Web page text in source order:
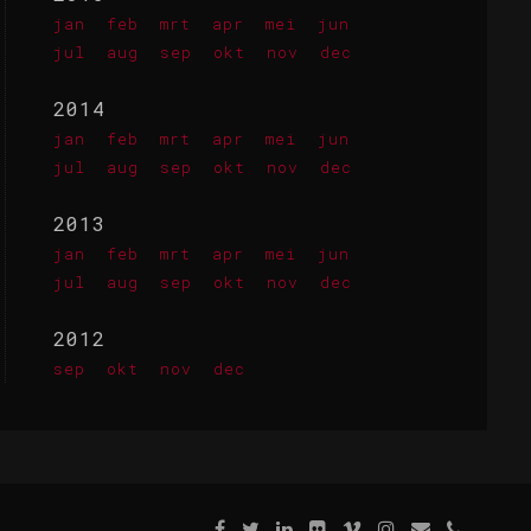
jan feb mrt apr mei
jun
jul
aug sep okt nov dec
2014
jan feb mrt apr mei
jun
jul
aug sep okt nov dec
2013
jan feb mrt apr mei
jun
jul
aug sep okt nov dec
2012
sep okt nov dec